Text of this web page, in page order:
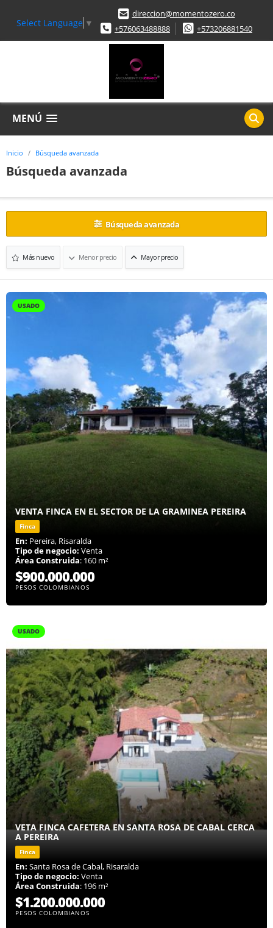
Select Language ▼
direccion@momentozero.co
+576063488888
+573206881540
MENÚ
Inicio Búsqueda avanzada
Búsqueda avanzada
Búsqueda avanzada
Más nuevo Menor precio Mayor precio
USADO
VENTA FINCA EN EL SECTOR DE LA GRAMINEA PEREIRA
Finca
En: Pereira, Risaralda
Tipo de negocio: Venta
Área Construida: 160 m²
$900.000.000
PESOS COLOMBIANOS
USADO
VETA FINCA CAFETERA EN SANTA ROSA DE CABAL CERCA
A PEREIRA
Finca
En: Santa Rosa de Cabal, Risaralda
Tipo de negocio: Venta
Área Construida: 196 m²
$1.200.000.000
PESOS COLOMBIANOS